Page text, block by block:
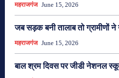
महराजगंज June 15, 2026
जब सड़क बनी तालाब तो ग्रामीणों ने
महराजगंज June 15, 2026
बाल श्रम दिवस पर जीडी नेशनल